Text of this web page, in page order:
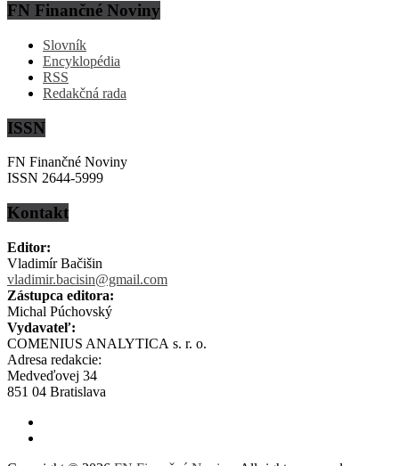
FN Finančné Noviny
Slovník
Encyklopédia
RSS
Redakčná rada
ISSN
FN Finančné Noviny
ISSN 2644-5999
Kontakt
Editor:
Vladimír Bačišin
vladimir.bacisin@gmail.com
Zástupca editora:
Michal Púchovský
Vydavateľ:
COMENIUS ANALYTICA s. r. o.
Adresa redakcie:
Medveďovej 34
851 04 Bratislava